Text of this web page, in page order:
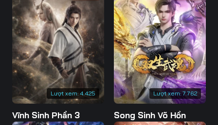
88 90
91 93
94 95 96
97 98 99
100 101 102
103 105
Lượt xem: 4.425
Vĩnh Sinh Phần 3
Lượt xem: 7.762
Song Sinh Võ Hồn